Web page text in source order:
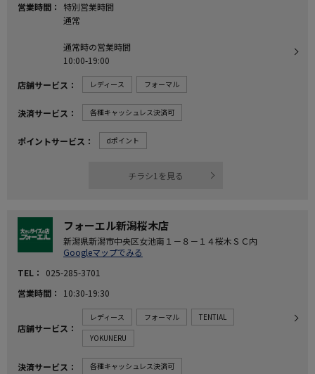
営業時間
特別営業時間
通常
通常時の営業時間
10:00-19:00
店舗サービス レディース フォーマル
決済サービス 各種キャッシュレス決済可
ポイントサービス dポイント
チラシ1を見る
フォーエル新潟桜木店
新潟県新潟市中央区女池南１－８－１４桜木ＳＣ内
Googleマップでみる
TEL
025-285-3701
営業時間
10:30-19:30
店舗サービス
レディース フォーマル
TENTIAL
YOKUNERU
決済サービス 各種キャッシュレス決済可